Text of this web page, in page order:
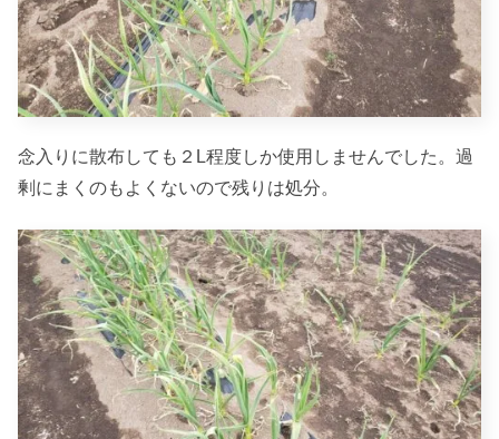
念入りに散布しても２L程度しか使用しませんでした。過
剰にまくのもよくないので残りは処分。